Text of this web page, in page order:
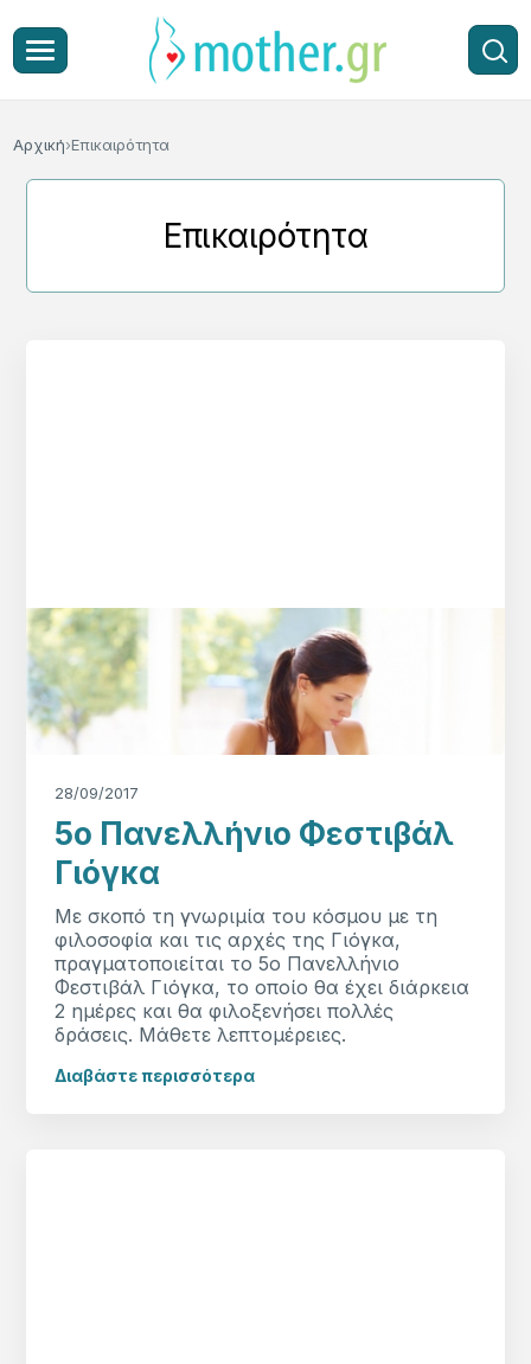
Αρχική Επικαιρότητα
Επικαιρότητα
28/09/2017
5o Πανελλήνιο Φεστιβάλ
Γιόγκα
Με σκοπό τη γνωριμία του κόσμου με τη
φιλοσοφία και τις αρχές της Γιόγκα,
πραγματοποιείται το 5ο Πανελλήνιο
Φεστιβάλ Γιόγκα, το οποίο θα έχει διάρκεια
2 ημέρες και θα φιλοξενήσει πολλές
δράσεις. Μάθετε λεπτομέρειες.
Διαβάστε περισσότερα